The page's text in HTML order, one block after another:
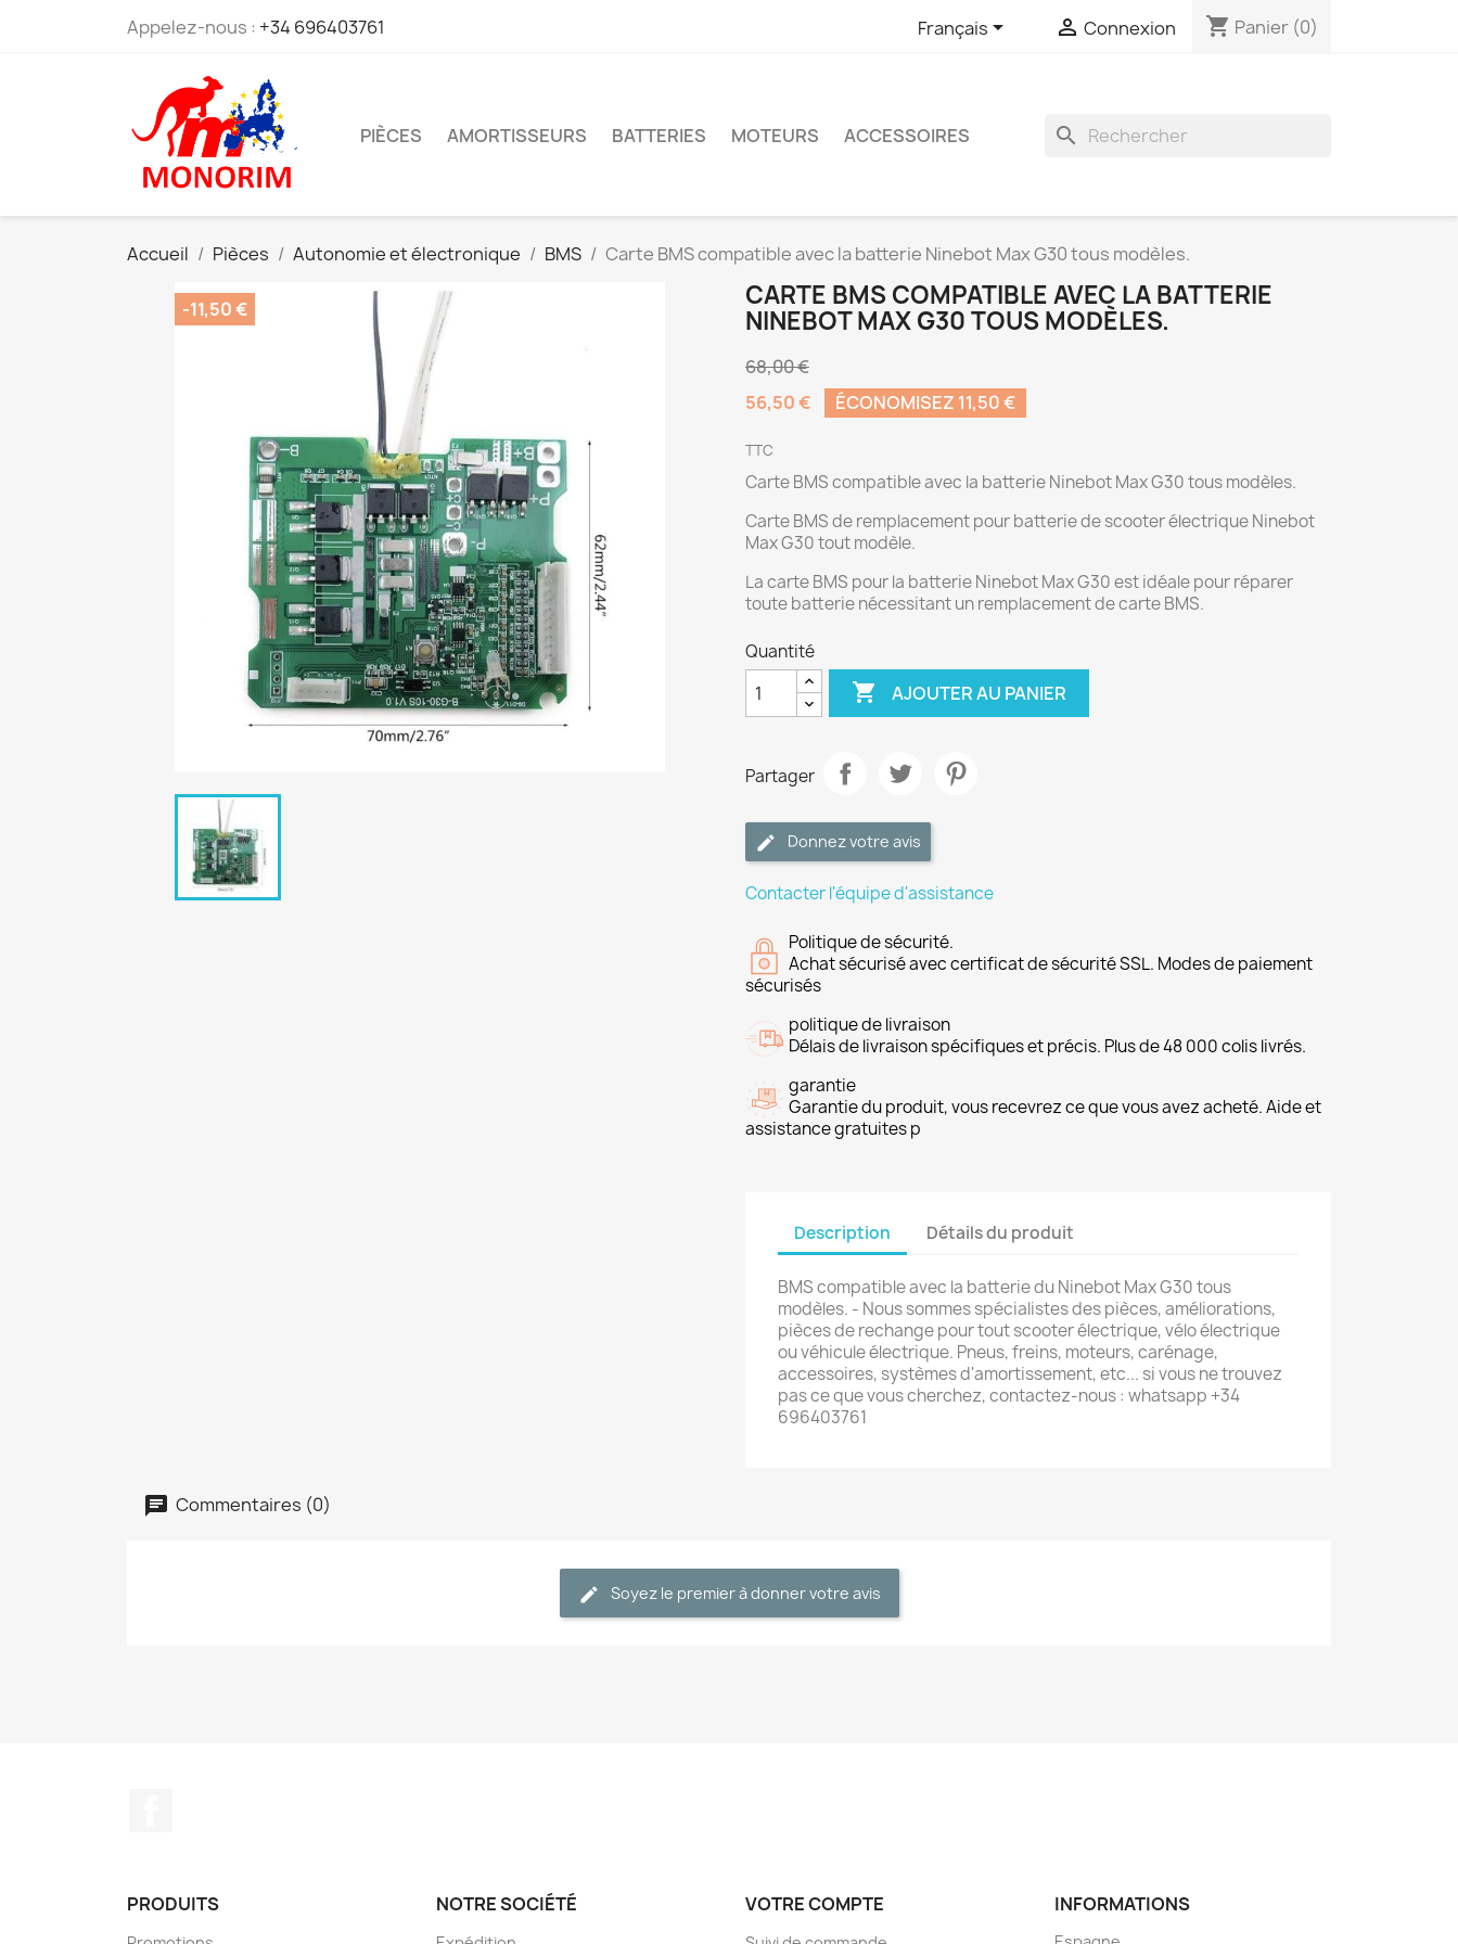
Appelez-nous : +34 696403761 Français  Connexion shopping_cart Panier (0)
PIÈCES AMORTISSEURS BATTERIES MOTEURS ACCESSOIRES search
Accueil Pièces Autonomie et électronique BMS Carte BMS compatible avec la batterie Ninebot Max G30 tous modèles.
-11,50 €
CARTE BMS COMPATIBLE AVEC LA BATTERIE
NINEBOT MAX G30 TOUS MODÈLES.
68,00 €
56,50 €
ÉCONOMISEZ 11,50 €
TTC
Carte BMS compatible avec la batterie Ninebot Max G30 tous modèles.
Carte BMS de remplacement pour batterie de scooter électrique Ninebot
Max G30 tout modèle.
La carte BMS pour la batterie Ninebot Max G30 est idéale pour réparer
toute batterie nécessitant un remplacement de carte BMS.
Quantité
 AJOUTER AU PANIER
Partager
Donnez votre avis
Contacter l'équipe d'assistance
Politique de sécurité.
Achat sécurisé avec certificat de sécurité SSL. Modes de paiement
sécurisés
politique de livraison
Délais de livraison spécifiques et précis. Plus de 48 000 colis livrés.
garantie
Garantie du produit, vous recevrez ce que vous avez acheté. Aide et
assistance gratuites p
Description Détails du produit
BMS compatible avec la batterie du Ninebot Max G30 tous
modèles. - Nous sommes spécialistes des pièces, améliorations,
pièces de rechange pour tout scooter électrique, vélo électrique
ou véhicule électrique. Pneus, freins, moteurs, carénage,
accessoires, systèmes d'amortissement, etc... si vous ne trouvez
pas ce que vous cherchez, contactez-nous : whatsapp +34
696403761
Commentaires (0)
Soyez le premier à donner votre avis
PRODUITS NOTRE SOCIÉTÉ VOTRE COMPTE INFORMATIONS